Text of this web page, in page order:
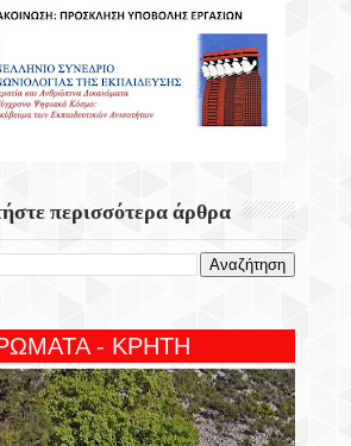
περισσότερα άρθρα
- ΚΡΗΤΗ